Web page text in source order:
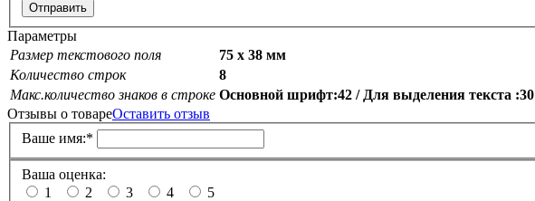
Отправить
Параметры
Размер текстового поля
75 х 38 мм
Количество строк
8
Макс.количество знаков в строке Основной шрифт:42 / Для выделения текста :30
Отзывы о товареОставить отзыв
Ваше имя:*
Ваша оценка:
1
2 3 4 5